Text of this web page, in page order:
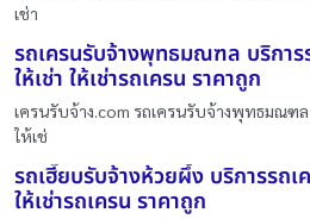
เช่า
รถเครนรับจ้างพุทธมณฑล บริการ
ให้เช่า ให้เช่ารถเครน ราคาถูก
เครนรับจ้าง.com รถเครนรับจ้างพุทธมณฑ
ให้เช่
รถเฮี๊ยบรับจ้างห้วยผึ้ง บริการรถเ
ให้เช่ารถเครน ราคาถูก